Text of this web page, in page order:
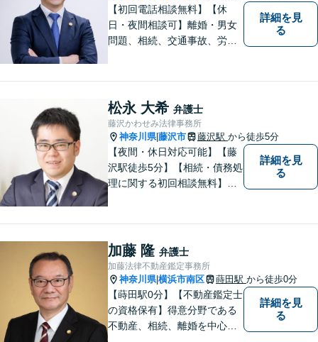
す。
【初回電話相談無料】【休
日・夜間相談可】離婚・男女
問題、相続、交通事故、労働
談者様の想いや立場を丁寧に
くみ取り、最善の解決を目指
して参ります。【湘南台駅0
分】
詳細を見
る
松永 大希 弁護士
藤沢かわせみ法律事務所
神奈川県|藤沢市 藤沢駅 から徒歩5分
【夜間・休日対応可能】【藤
沢駅徒歩5分】【相続・債務処
理に関する初回相談無料】お
詳細を見
る
加藤 隆 弁護士
加藤法律不動産鑑定事務所
神奈川県|横浜市南区 蒔田駅 から徒歩0分
【蒔田駅0分】【不動産鑑定士
の資格保有】得意分野である
不動産、相続、離婚を中心に
詳細を見
る